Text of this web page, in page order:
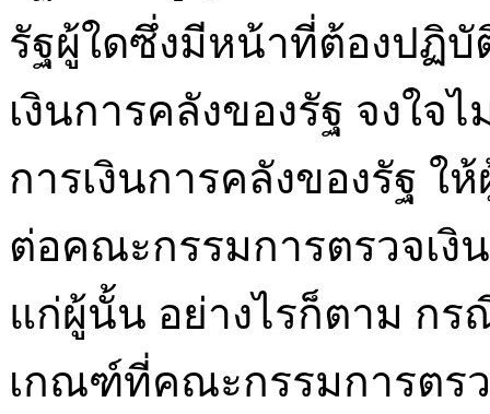
รัฐผู้ใดซึ่งมีหน้าที่ต้องปฏิ
เงินการคลังของรัฐ จงใ
การเงินการคลังของรัฐ ใ
ต่อคณะกรรมการตรวจเงิ
แก่ผู้นั้น อย่างไรก็ตาม ก
เกณฑ์ที่คณะกรรมการตร